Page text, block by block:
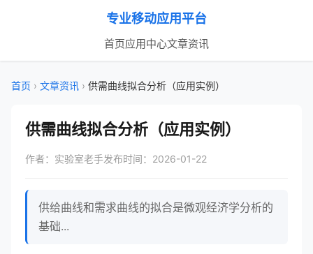
专业移动应用平台
首页应用中心文章资讯
首页 › 文章资讯 › 供需曲线拟合分析（应用实例）
供需曲线拟合分析（应用实例）
作者：实验室老手发布时间：2026-01-22
供给曲线和需求曲线的拟合是微观经济学分析的
基础...